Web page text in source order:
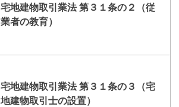
宅地建物取引業法 第３１条の２（従
業者の教育）
宅地建物取引業法 第３１条の３（宅
地建物取引士の設置）